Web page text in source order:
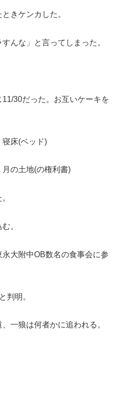
きケンカした。
んな」と言ってしまった。
30だった。お互いケーキを
床(ベッド)
の土地(の権利書)
。
大附中OB数名の食事会に参
判明。
一狼は何者かに追われる。